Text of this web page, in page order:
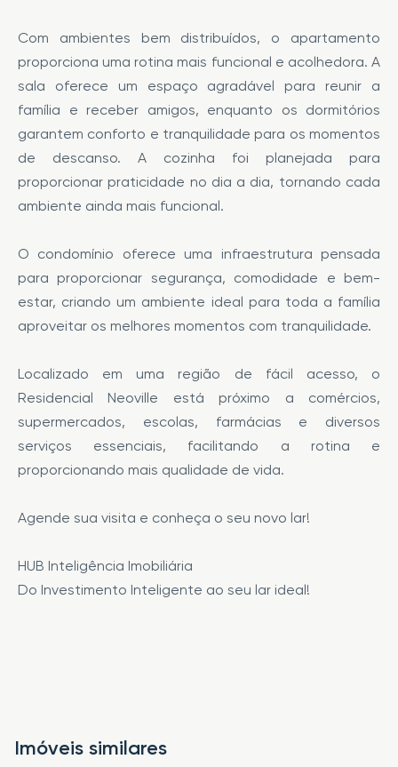
Com ambientes bem distribuídos, o apartamento
proporciona uma rotina mais funcional e acolhedora. A
sala oferece um espaço agradável para reunir a
família e receber amigos, enquanto os dormitórios
garantem conforto e tranquilidade para os momentos
de descanso. A cozinha foi planejada para
proporcionar praticidade no dia a dia, tornando cada
ambiente ainda mais funcional.
O condomínio oferece uma infraestrutura pensada
para proporcionar segurança, comodidade e bem-
estar, criando um ambiente ideal para toda a família
aproveitar os melhores momentos com tranquilidade.
Localizado em uma região de fácil acesso, o
Residencial Neoville está próximo a comércios,
supermercados, escolas, farmácias e diversos
serviços essenciais, facilitando a rotina e
proporcionando mais qualidade de vida.
Agende sua visita e conheça o seu novo lar!
HUB Inteligência Imobiliária
Do Investimento Inteligente ao seu lar ideal!
Imóveis similares